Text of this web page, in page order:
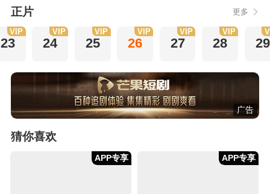
正片 更多
23
VIP
24
VIP
25
VIP
26
VIP
27
VIP
28
VIP
29
广告
猜你喜欢
APP专享 APP专享